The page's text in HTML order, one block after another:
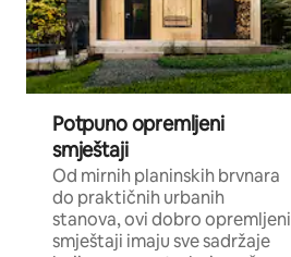
Potpuno opremljeni
smještaji
Od mirnih planinskih brvnara
do praktičnih urbanih
stanova, ovi dobro opremljeni
smještaji imaju sve sadržaje